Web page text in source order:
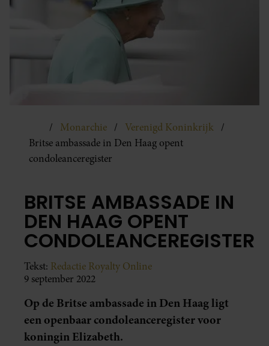
Monarchie
Verenigd Koninkrijk
Britse ambassade in Den Haag opent
condoleanceregister
BRITSE AMBASSADE IN
DEN HAAG OPENT
CONDOLEANCEREGISTER
Tekst: Redactie Royalty Online
9 september 2022
Op de Britse ambassade in Den Haag ligt
een openbaar condoleanceregister voor
koningin Elizabeth.